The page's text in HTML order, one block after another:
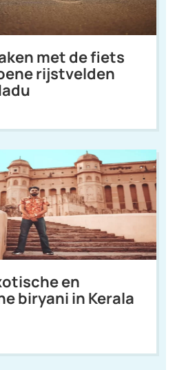
met de fiets
rijstvelden
en
biryani in Kerala